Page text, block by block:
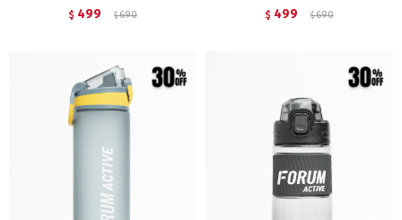
$ 499 $ 690 $ 499 $ 690